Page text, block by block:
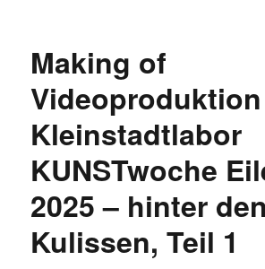
Making of
Videoproduktion
Kleinstadtlabor
KUNSTwoche
2025 – hinter den
Kulissen, Teil 1